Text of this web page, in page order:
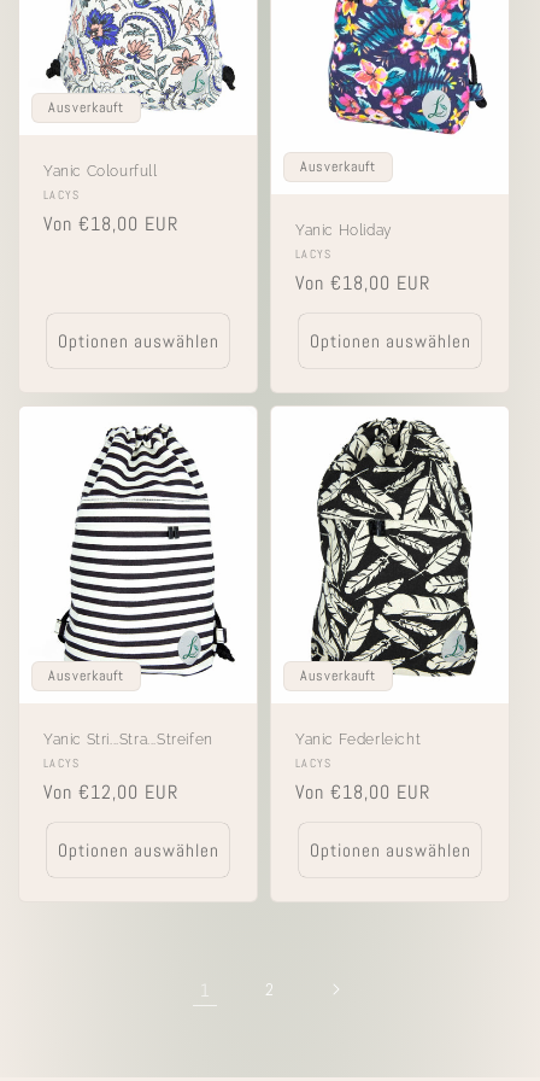
Ausverkauft
Yanic Colourfull
Anbieter:
LACYS
Normaler
Von €18,00 EUR
Optionen auswählen
Ausverkauft
Yanic Holiday
Anbieter:
LACYS
Normaler
Preis
Von €18,00 EUR
Optionen auswählen
Ausverkauft
Yanic Stri...Stra...Streifen
Anbieter:
LACYS
Normaler
Preis
Von €12,00 EUR
Optionen auswählen
Ausverkauft
Yanic Federleicht
Anbieter:
LACYS
Normaler
Preis
Von €18,00 EUR
Optionen auswählen
1 2